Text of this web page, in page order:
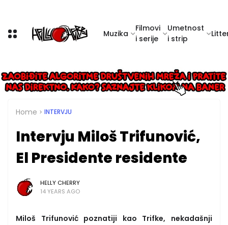
Muzika
Filmovi
i serije
Umetnost
i strip
Home INTERVJU
Intervju Miloš Trifunović,
El Presidente residente
HELLY CHERRY
14 YEARS AGO
Miloš Trifunović poznatiji kao Trifke, nekadašnji